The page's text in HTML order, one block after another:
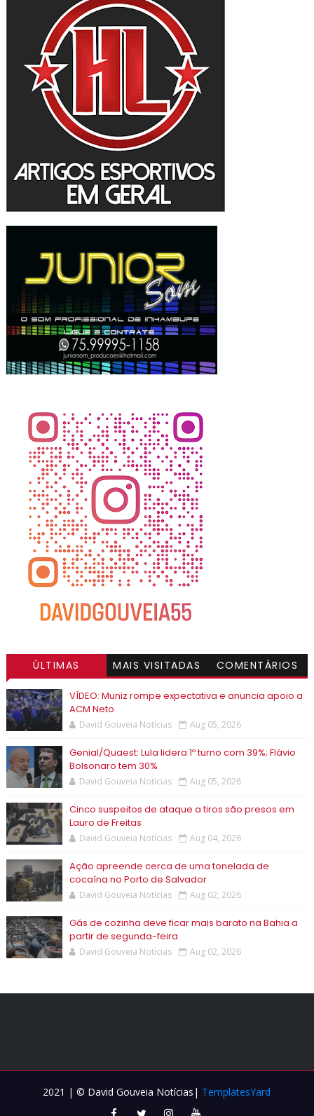
ÚLTIMAS MAIS VISITADAS COMENTÁRIOS
VÍDEO: Muniz rompe expectativa e anuncia apoio a
ACM Neto
David Gouveia Notícias Aug 05, 2026
Genial/Quaest: Lula lidera 1º turno com 39%; Flávio
Bolsonaro tem 30%
David Gouveia Notícias Aug 05, 2026
Cinco suspeitos de ataque a tiros são presos em
Lauro de Freitas
David Gouveia Notícias Aug 04, 2026
Ação apreende cerca de uma tonelada de
cocaína no Porto de Salvador
David Gouveia Notícias Aug 02, 2026
Gás de cozinha deve ficar mais barato na Bahia a
partir de segunda-feira
David Gouveia Notícias Aug 02, 2026
2021 | © David Gouveia Notícias| TemplatesYard